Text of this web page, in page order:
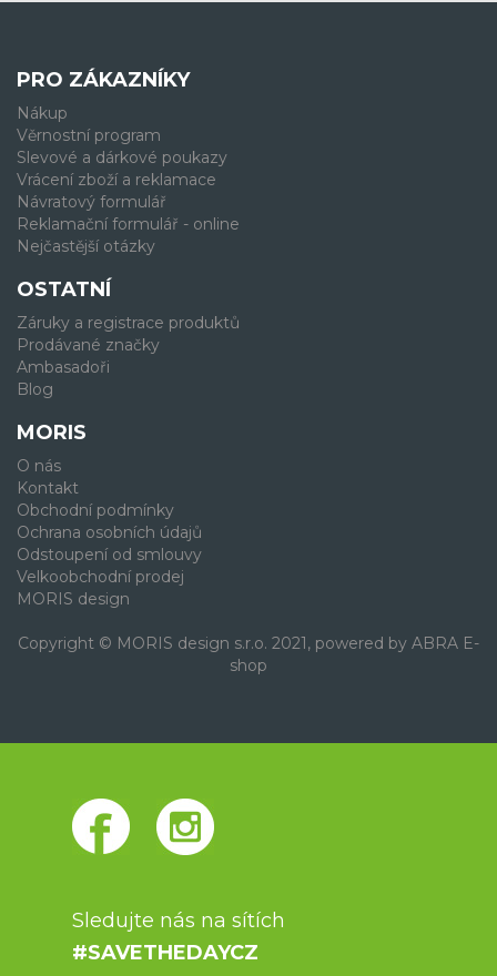
PRO ZÁKAZNÍKY
Nákup
Věrnostní program
Slevové a dárkové poukazy
Vrácení zboží a reklamace
Návratový formulář
Reklamační formulář - online
Nejčastější otázky
OSTATNÍ
Záruky a registrace produktů
Prodávané značky
Ambasadoři
Blog
MORIS
O nás
Kontakt
Obchodní podmínky
Ochrana osobních údajů
Odstoupení od smlouvy
Velkoobchodní prodej
MORIS design
Copyright © MORIS design s.r.o. 2021, powered by ABRA E-
shop
Sledujte nás na sítích
#SAVETHEDAYCZ